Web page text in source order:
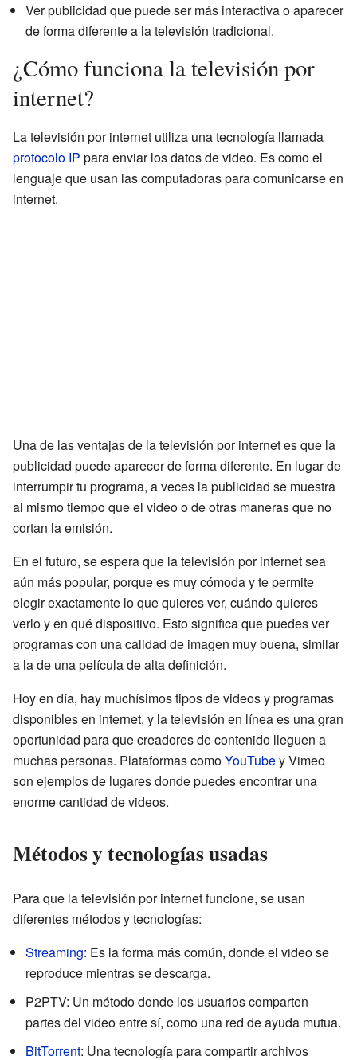
Ver publicidad que puede ser más interactiva o aparecer
de forma diferente a la televisión tradicional.
¿Cómo funciona la televisión por
internet?
La televisión por internet utiliza una tecnología llamada
protocolo IP para enviar los datos de video. Es como el
lenguaje que usan las computadoras para comunicarse en
internet.
Una de las ventajas de la televisión por internet es que la
publicidad puede aparecer de forma diferente. En lugar de
interrumpir tu programa, a veces la publicidad se muestra
al mismo tiempo que el video o de otras maneras que no
cortan la emisión.
En el futuro, se espera que la televisión por internet sea
aún más popular, porque es muy cómoda y te permite
elegir exactamente lo que quieres ver, cuándo quieres
verlo y en qué dispositivo. Esto significa que puedes ver
programas con una calidad de imagen muy buena, similar
a la de una película de alta definición.
Hoy en día, hay muchísimos tipos de videos y programas
disponibles en internet, y la televisión en línea es una gran
oportunidad para que creadores de contenido lleguen a
muchas personas. Plataformas comoYouTubey Vimeo
son ejemplos de lugares donde puedes encontrar una
enorme cantidad de videos.
Métodos y tecnologías usadas
Para que la televisión por internet funcione, se usan
diferentes métodos y tecnologías:
Streaming: Es la forma más común, donde el video se
reproduce mientras se descarga.
P2PTV: Un método donde los usuarios comparten
partes del video entre sí, como una red de ayuda mutua.
BitTorrent: Una tecnología para compartir archivos